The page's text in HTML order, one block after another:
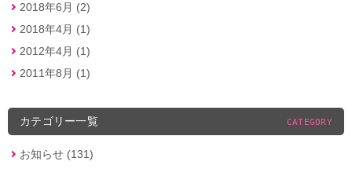
2018年6月 (2)
2018年4月 (1)
2012年4月 (1)
2011年8月 (1)
カテゴリー一覧 CATEGORY
お知らせ (131)